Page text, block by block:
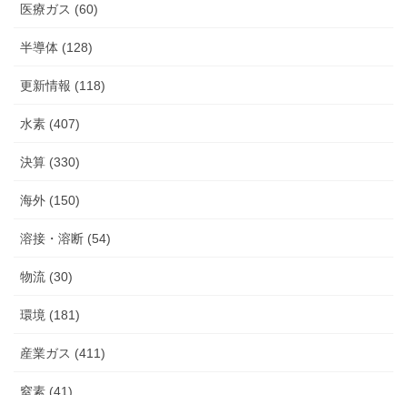
医療ガス (60)
半導体 (128)
更新情報 (118)
水素 (407)
決算 (330)
海外 (150)
溶接・溶断 (54)
物流 (30)
環境 (181)
産業ガス (411)
窒素 (41)